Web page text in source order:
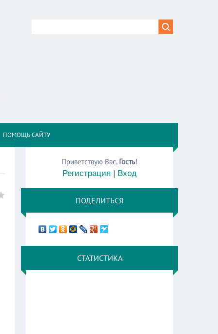
ПОМОЩЬ САЙТУ
Приветствую Вас, Гость!
Регистрация | Вход
ПОДЕЛИТЬСЯ
СТАТИСТИКА